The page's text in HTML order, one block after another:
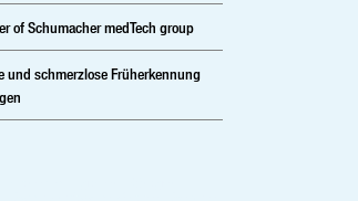
of Schumacher medTech group
und schmerzlose Früherkennung